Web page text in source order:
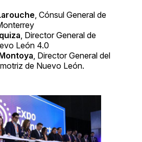
, Cónsul General de
, Director General de
León 4.0
, Director General del
de Nuevo León.